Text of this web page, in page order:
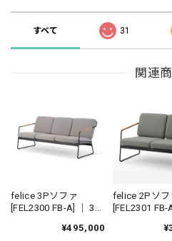
すべて 31
関連
felice 3Pソファ
[FEL2300 FB-A] ｜ 3人
ングソファ アイアン
¥495,000
felice 2Pソフ
[FEL2301 FB-
ングソファ